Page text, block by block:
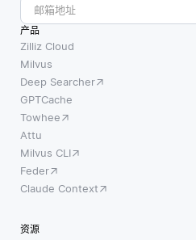
产品
Zilliz Cloud
Milvus
Deep Searcher
GPTCache
Towhee
Attu
Milvus CLI
Feder
Claude Context
资源